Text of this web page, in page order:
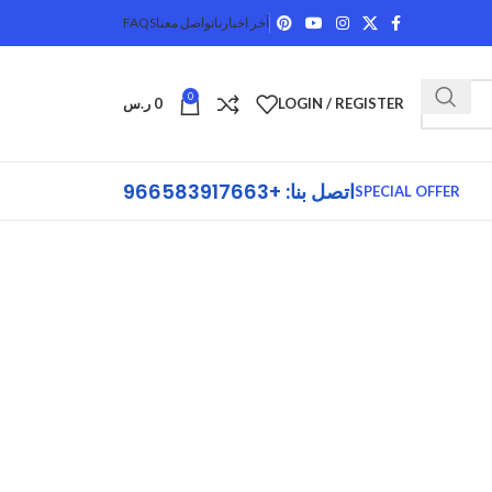
آخر اخبارناتواصل معناFAQS
LOGIN / REGISTER
0
0 ر.س
SPECIAL OFFERاتصل بنا: +966583917663